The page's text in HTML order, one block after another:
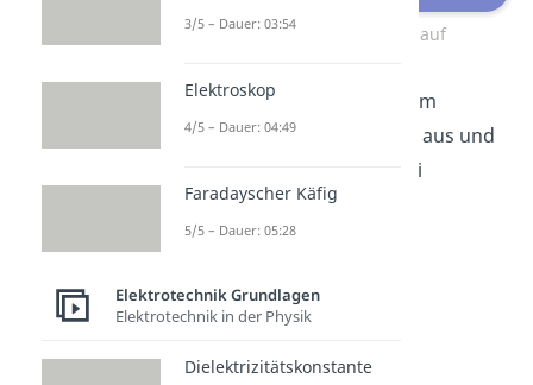
Kurzschluss und Leerlauf
Jetzt kennst du dich mit dem
ohmschen Gesetz bestens aus und
kannst es nächstes Mal bei
Schaltkreisberechnungen
anwenden.
3/5 – Dauer: 03:54
Elektroskop
4/5 – Dauer: 04:49
Faradayscher Käfig
5/5 – Dauer: 05:28
Elektrotechnik Grundlagen
Elektrotechnik in der Physik
Dielektrizitätskonstante